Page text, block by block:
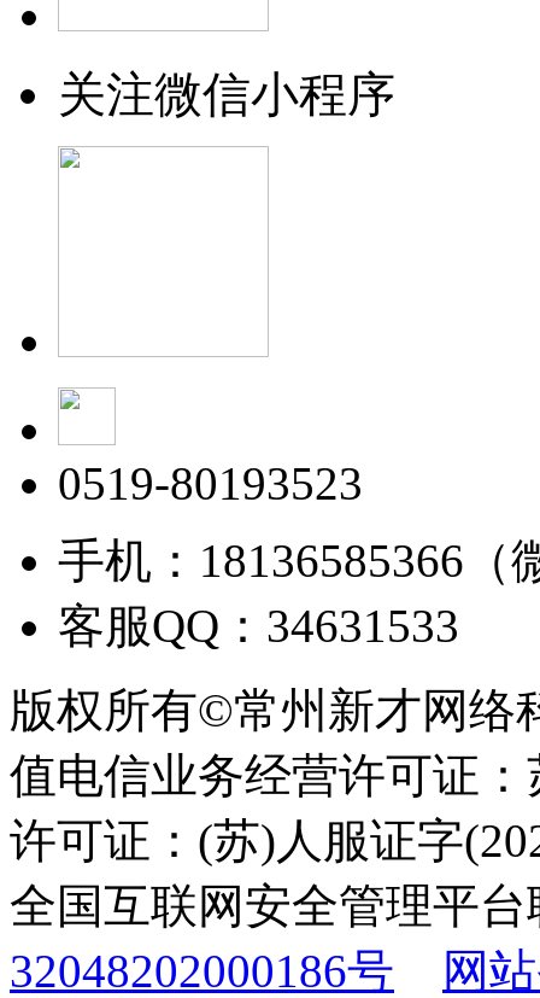
关注微信小程序
0519-80193523
手机：18136585366（
客服QQ：34631533
版权所有©常州新才网络
值电信业务经营许可证
许可证：(苏)人服证字
全国互联网安全管理平
32048202000186号
网